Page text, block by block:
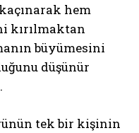
hem
kırılmaktan
büyümesini
düşünür
tek bir kişinin